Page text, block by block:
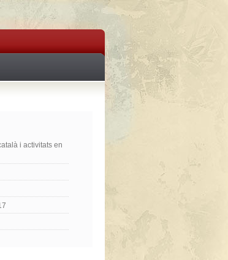
i activitats en